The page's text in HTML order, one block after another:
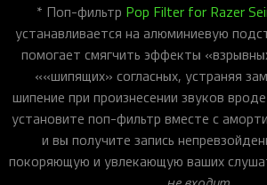
* Поп-фильтр Pop Filter for Razer
устанавливается на алюминиевую
помогает смягчить эффекты
««шипящих» согласных, устраняя
шипение при произнесении звуков
установите поп-фильтр вместе с
и вы получите запись
покоряющую и увлекающую ваших